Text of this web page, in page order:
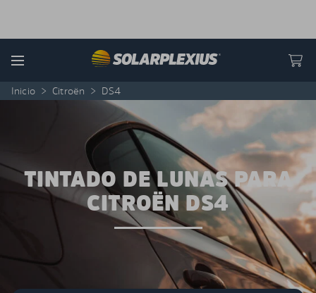
Menu
Inicio > Citroën > DS4
TINTADO DE LUNAS PARA
CITROËN DS4